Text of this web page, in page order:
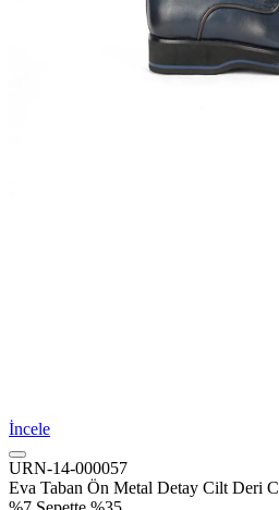
İncele
URN-14-000057
Eva Taban Ön Metal Detay Cilt Deri